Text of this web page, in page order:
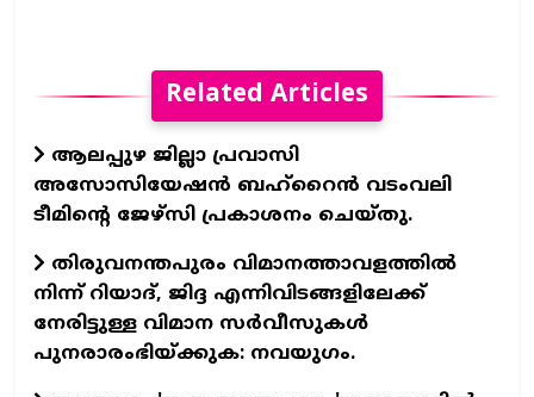
Related Articles
ആലപ്പുഴ ജില്ലാ പ്രവാസി
അസോസിയേഷന്‍ ബഹ്റൈന്‍ വടംവലി
ടീമിന്റെ ജേഴ്സി പ്രകാശനം ചെയ്തു.
തിരുവനന്തപുരം വിമാനത്താവളത്തില്‍
നിന്ന് റിയാദ്, ജിദ്ദ എന്നിവിടങ്ങളിലേക്ക്
നേരിട്ടുള്ള വിമാന സര്‍വീസുകള്‍
പുനരാരംഭിയ്ക്കുക: നവയുഗം.